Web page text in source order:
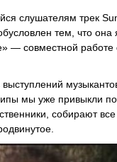
слушателям трек
тем, что она
— совместной работе
мы уже привыкли
собирают